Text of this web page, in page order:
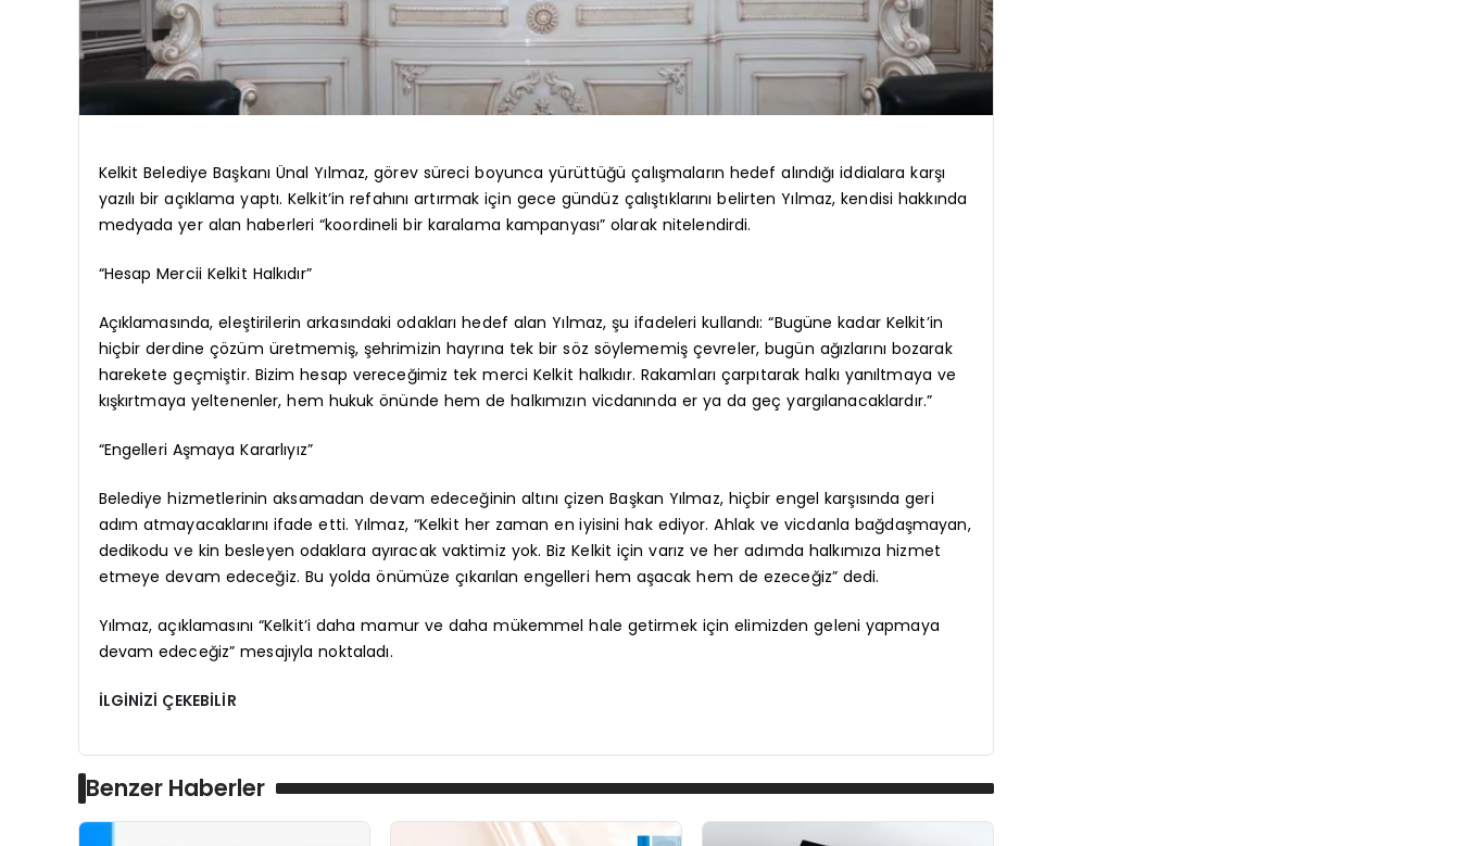
Kelkit Belediye Başkanı Ünal Yılmaz, görev süreci boyunca yürüttüğü çalışmaların hedef alındığı iddialara karşı
yazılı bir açıklama yaptı. Kelkit’in refahını artırmak için gece gündüz çalıştıklarını belirten Yılmaz, kendisi hakkında
medyada yer alan haberleri “koordineli bir karalama kampanyası” olarak nitelendirdi.
“Hesap Mercii Kelkit Halkıdır”
Açıklamasında, eleştirilerin arkasındaki odakları hedef alan Yılmaz, şu ifadeleri kullandı: “Bugüne kadar Kelkit’in
hiçbir derdine çözüm üretmemiş, şehrimizin hayrına tek bir söz söylememiş çevreler, bugün ağızlarını bozarak
harekete geçmiştir. Bizim hesap vereceğimiz tek merci Kelkit halkıdır. Rakamları çarpıtarak halkı yanıltmaya ve
kışkırtmaya yeltenenler, hem hukuk önünde hem de halkımızın vicdanında er ya da geç yargılanacaklardır.”
“Engelleri Aşmaya Kararlıyız”
Belediye hizmetlerinin aksamadan devam edeceğinin altını çizen Başkan Yılmaz, hiçbir engel karşısında geri
adım atmayacaklarını ifade etti. Yılmaz, “Kelkit her zaman en iyisini hak ediyor. Ahlak ve vicdanla bağdaşmayan,
dedikodu ve kin besleyen odaklara ayıracak vaktimiz yok. Biz Kelkit için varız ve her adımda halkımıza hizmet
etmeye devam edeceğiz. Bu yolda önümüze çıkarılan engelleri hem aşacak hem de ezeceğiz” dedi.
Yılmaz, açıklamasını “Kelkit’i daha mamur ve daha mükemmel hale getirmek için elimizden geleni yapmaya
devam edeceğiz” mesajıyla noktaladı.
İLGİNİZİ ÇEKEBİLİR
Benzer Haberler